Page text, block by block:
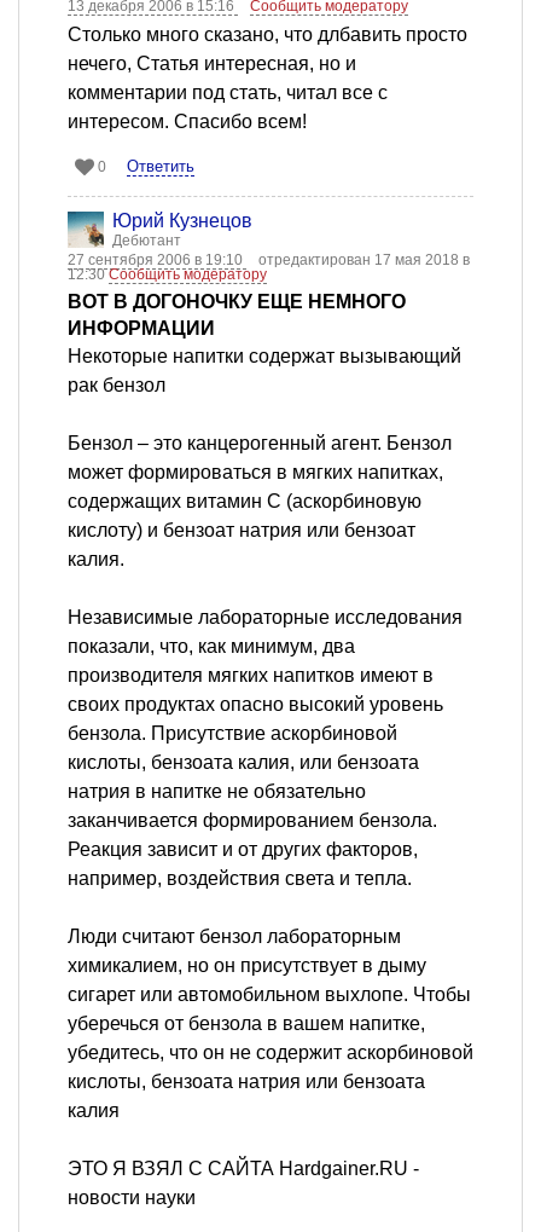
13 декабря 2006 в 15:16 Сообщить модератору
Столько много сказано, что длбавить просто
нечего, Статья интересная, но и
комментарии под стать, читал все с
интересом. Спасибо всем!
0 Ответить
Юрий Кузнецов
Дебютант
27 сентября 2006 в 19:10
отредактирован 17 мая 2018 в
12:30Сообщить модератору
ВОТ В ДОГОНОЧКУ ЕЩЕ НЕМНОГО
ИНФОРМАЦИИ
Некоторые напитки содержат вызывающий
рак бензол
Бензол – это канцерогенный агент. Бензол
может формироваться в мягких напитках,
содержащих витамин С (аскорбиновую
кислоту) и бензоат натрия или бензоат
калия.
Независимые лабораторные исследования
показали, что, как минимум, два
производителя мягких напитков имеют в
своих продуктах опасно высокий уровень
бензола. Присутствие аскорбиновой
кислоты, бензоата калия, или бензоата
натрия в напитке не обязательно
заканчивается формированием бензола.
Реакция зависит и от других факторов,
например, воздействия света и тепла.
Люди считают бензол лабораторным
химикалием, но он присутствует в дыму
сигарет или автомобильном выхлопе. Чтобы
уберечься от бензола в вашем напитке,
убедитесь, что он не содержит аскорбиновой
кислоты, бензоата натрия или бензоата
калия
ЭТО Я ВЗЯЛ С САЙТА Hardgainer.RU -
новости науки